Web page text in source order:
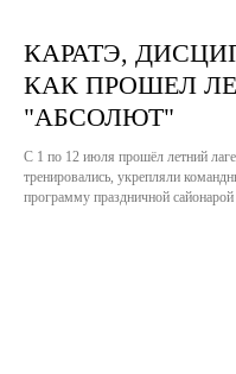
КАРАТЭ,
КАК ПРОШEЛ
"АБСОЛЮТ"
С 1 по 12 июля прошёл летний
тренировались, укрепляли
программу праздничной сайонарой